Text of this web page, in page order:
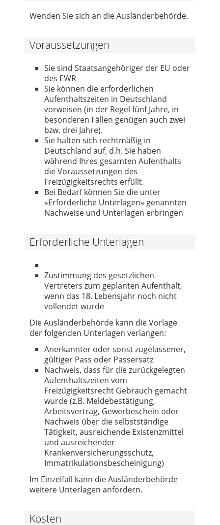
Wenden Sie sich an die Ausländerbehörde.
Voraussetzungen
Sie sind Staatsangehöriger der EU oder
des EWR
Sie können die erforderlichen
Aufenthaltszeiten in Deutschland
vorweisen (in der Regel fünf Jahre, in
besonderen Fällen genügen auch zwei
bzw. drei Jahre).
Sie halten sich rechtmäßig in
Deutschland auf, d.h. Sie haben
während Ihres gesamten Aufenthalts
die Voraussetzungen des
Freizügigkeitsrechts erfüllt.
Bei Bedarf können Sie die unter
»Erforderliche Unterlagen« genannten
Nachweise und Unterlagen erbringen
Erforderliche Unterlagen
Zustimmung des gesetzlichen
Vertreters zum geplanten Aufenthalt,
wenn das 18. Lebensjahr noch nicht
vollendet wurde
Die Ausländerbehörde kann die Vorlage
der folgenden Unterlagen verlangen:
Anerkannter oder sonst zugelassener,
gültiger Pass oder Passersatz
Nachweis, dass für die zurückgelegten
Aufenthaltszeiten vom
Freizügigkeitsrecht Gebrauch gemacht
wurde (z.B. Meldebestätigung,
Arbeitsvertrag, Gewerbeschein oder
Nachweis über die selbstständige
Tätigkeit, ausreichende Existenzmittel
und ausreichender
Krankenversicherungsschutz,
Immatrikulationsbescheinigung)
Im Einzelfall kann die Ausländerbehörde
weitere Unterlagen anfordern.
Kosten